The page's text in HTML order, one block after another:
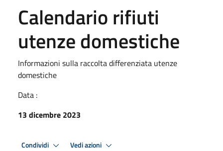
Calendario rifiuti
utenze domestiche
Informazioni sulla raccolta differenziata utenze
domestiche
Data :
13 dicembre 2023
Condividi Vedi azioni